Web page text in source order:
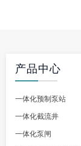
产品中心
一体化预制泵站
一体化截流井
一体化泵闸